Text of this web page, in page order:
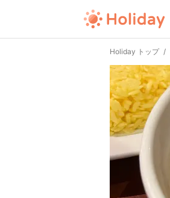
Holiday トップ